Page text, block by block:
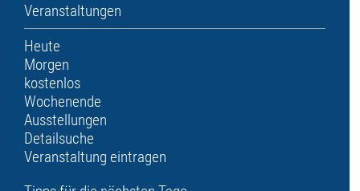
Veranstaltungen
Heute
Morgen
kostenlos
Wochenende
Ausstellungen
Detailsuche
Veranstaltung eintragen